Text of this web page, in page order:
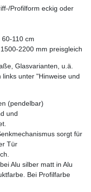
Profilform eckig oder
110 cm
2200 mm preisgleich
Glasvarianten, u.ä.
unter "Hinweise und
(pendelbar)
und
sorgt für
Tür
Alu silber matt in Alu
Bei Profilfarbe